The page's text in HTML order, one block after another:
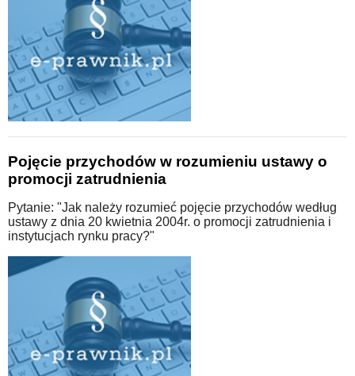
Pojęcie przychodów w rozumieniu ustawy o
promocji zatrudnienia
Pytanie: "Jak należy rozumieć pojęcie przychodów według
ustawy z dnia 20 kwietnia 2004r. o promocji zatrudnienia i
instytucjach rynku pracy?"